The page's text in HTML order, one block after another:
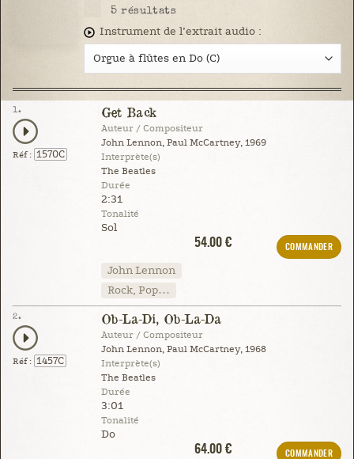
5 résultats
Instrument de l’extrait audio :
1.
Réf : 1570C
Get Back
Auteur / Compositeur
John Lennon, Paul McCartney, 1969
Interprète(s)
The Beatles
Durée
2:31
Tonalité
Sol
54.00 €
COMMANDER
John Lennon
Rock, Pop…
2.
Réf : 1457C
Ob-La-Di, Ob-La-Da
Auteur / Compositeur
John Lennon, Paul McCartney, 1968
Interprète(s)
The Beatles
Durée
3:01
Tonalité
Do
64.00 €
COMMANDER